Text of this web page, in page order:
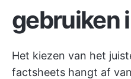
gebruiken
Het kiezen van het
factsheets hangt af